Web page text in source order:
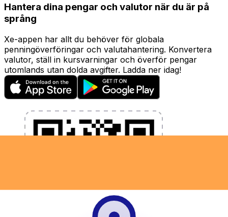
Hantera dina pengar och valutor när du är på
språng
Xe-appen har allt du behöver för globala
penningöverföringar och valutahantering. Konvertera
valutor, ställ in kursvarningar och överför pengar
utomlands utan dolda avgifter. Ladda ner idag!